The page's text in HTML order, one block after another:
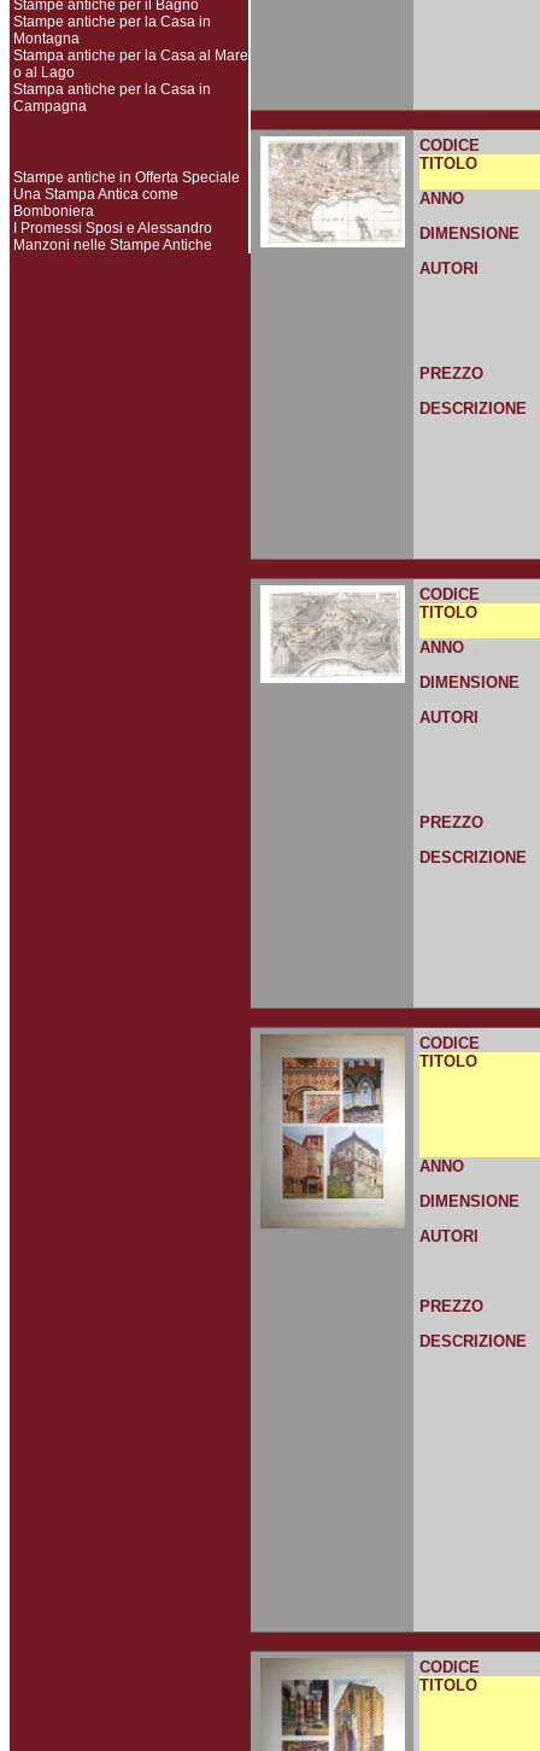
Stampe antiche per il Bagno
Stampe antiche per la Casa in
Montagna
Stampa antiche per la Casa al Mare
o al Lago
Stampa antiche per la Casa in
Campagna
Stampe antiche in Offerta Speciale
Una Stampa Antica come
Bomboniera
I Promessi Sposi e Alessandro
Manzoni nelle Stampe Antiche
CODICE
TITOLO
ANNO
DIMENSIONE
AUTORI
PREZZO
DESCRIZIONE
CODICE
TITOLO
ANNO
DIMENSIONE
AUTORI
PREZZO
DESCRIZIONE
CODICE
TITOLO
ANNO
DIMENSIONE
AUTORI
PREZZO
DESCRIZIONE
CODICE
TITOLO